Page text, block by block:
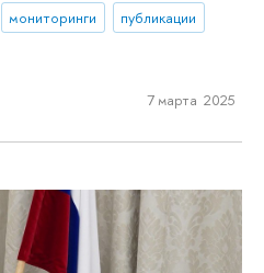
мониторинги
публикации
7 марта 2025